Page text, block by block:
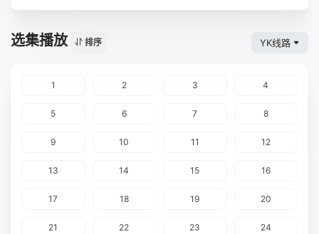
选集播放 排序 YK线路
1 2 3 4
5 6 7 8
9 10 11 12
13 14 15 16
17 18 19 20
21 22 23 24